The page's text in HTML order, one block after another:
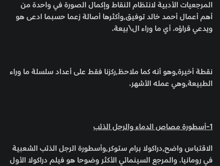
المرجعيات الأدبية لانتظام النقاط وإكمال الصورة في واحدة من
أهم أعمال أحمد خالد توفيق,وأكثرها أصالة زعما حسبما ادعى هو
ويدعي قراؤه. أي ما وراء ال\بيعة.
نقطة أخيرة,وهو أنه كما ملاحظ,ركزنا فقط على أعداد سلسلة ما وراء
الطبيعة,وهي عمله الأشهر.
1-أسطورة مصاص الدماء والرجل الذئب
الاقتباس واضح,دراكولا برام ستوكر,وأسطورة الرجل الذئب الشعبية
في رومانيا. والمرجع السينمائي الأكثر وضوحا هو فيلم دراكولا الأول